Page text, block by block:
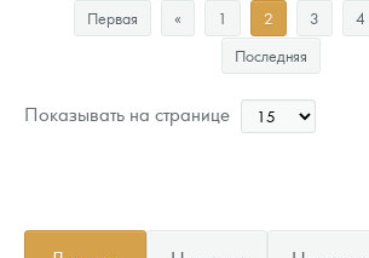
Цена выкупа
Звоните
Первая « 1 2 3 4
Последняя
Показывать на странице